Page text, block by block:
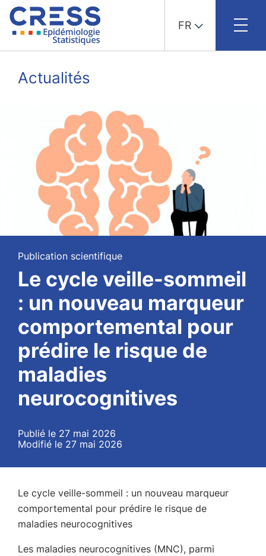
content
FR
Actualités
Publication scientifique
Le cycle veille-sommeil
: un nouveau marqueur
comportemental pour
prédire le risque de
maladies
neurocognitives
Publié le 27 mai 2026
Modifié le 27 mai 2026
Le cycle veille-sommeil : un nouveau marqueur
comportemental pour prédire le risque de
maladies neurocognitives
Les maladies neurocognitives (MNC), parmi